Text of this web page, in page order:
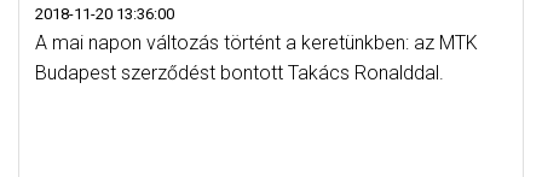
2018-11-20 13:36:00
A mai napon változás történt a keretünkben: az MTK
Budapest szerződést bontott Takács Ronalddal.